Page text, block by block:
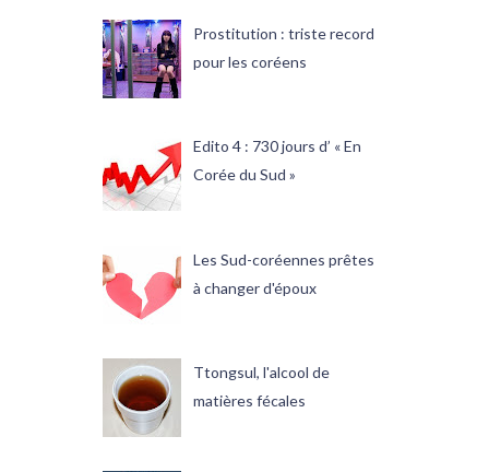
Prostitution : triste record
pour les coréens
Edito 4 : 730 jours d’ « En
Corée du Sud »
Les Sud-coréennes prêtes
à changer d'époux
Ttongsul, l'alcool de
matières fécales